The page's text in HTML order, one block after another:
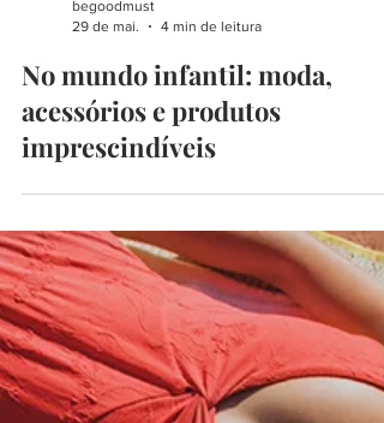
begoodmust
29 de mai.
4 min de leitura
No mundo infantil: moda,
acessórios e produtos
imprescindíveis